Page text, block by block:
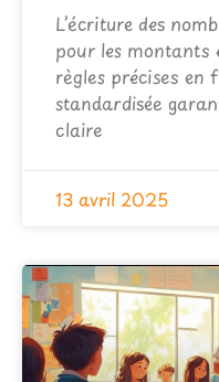
L’écriture des
pour les montants
règles précises
standardisée
claire
13 avril 2025